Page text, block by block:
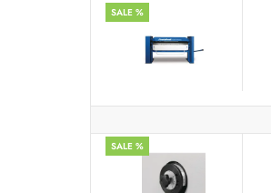
SALE %
SALE %